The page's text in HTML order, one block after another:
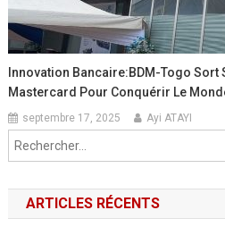
Innovation Bancaire:BDM-Togo Sort
Mastercard Pour Conquérir Le
septembre 17, 2025 Ayi ATAYI
ARTICLES RÉCENTS